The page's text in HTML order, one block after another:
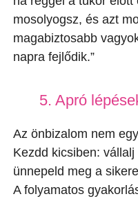
mosolyogsz, és azt
magabiztosabb
napra fejlődik.”
5. Apró
Az önbizalom nem
Kezdd kicsiben:
ünnepeld meg a
A folyamatos